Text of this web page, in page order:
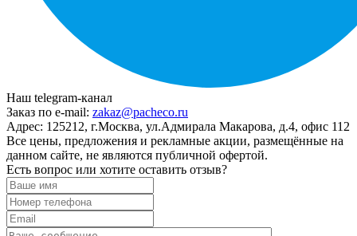
Наш telegram-канал
Заказ по e-mail: zakaz@pacheco.ru
Адрес: 125212, г.Москва, ул.Адмирала Макарова, д.4, офис 112
Все цены, предложения и рекламные акции, размещённые на
данном сайте, не являются публичной офертой.
Есть вопрос или хотите оставить отзыв?